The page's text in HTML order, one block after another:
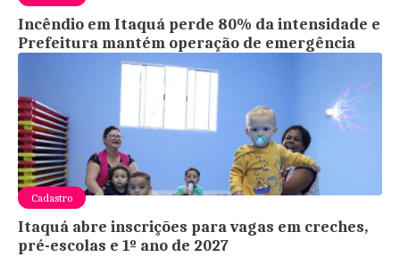
Incêndio em Itaquá perde 80% da intensidade e
Prefeitura mantém operação de emergência
Cadastro
Itaquá abre inscrições para vagas em creches,
pré-escolas e 1º ano de 2027